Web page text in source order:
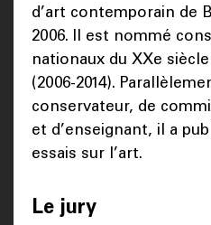
d’art contemporain de
2006. Il est nommé
nationaux du XXe
(2006-2014).
conservateur, de
et d’enseignant, il a
essais sur l’art.
Le jury